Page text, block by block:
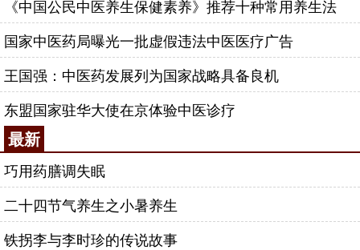
《中国公民中医养生保健素养》推荐十种常用养生法
国家中医药局曝光一批虚假违法中医医疗广告
王国强：中医药发展列为国家战略具备良机
东盟国家驻华大使在京体验中医诊疗
最新
巧用药膳调失眠
二十四节气养生之小暑养生
铁拐李与李时珍的传说故事